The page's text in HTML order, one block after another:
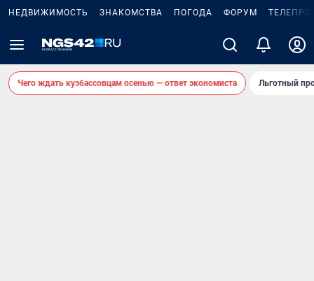
НЕДВИЖИМОСТЬ ЗНАКОМСТВА ПОГОДА ФОРУМ
Чего ждать кузбассовцам осенью — ответ экономиста Льготный